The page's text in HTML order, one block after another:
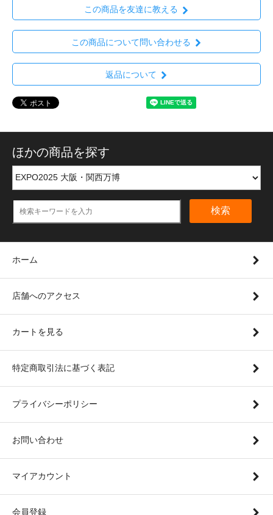
この商品を友達に教える
この商品について問い合わせる
返品について
ほかの商品を探す
検索
ホーム
店舗へのアクセス
カートを見る
特定商取引法に基づく表記
プライバシーポリシー
お問い合わせ
マイアカウント
会員登録